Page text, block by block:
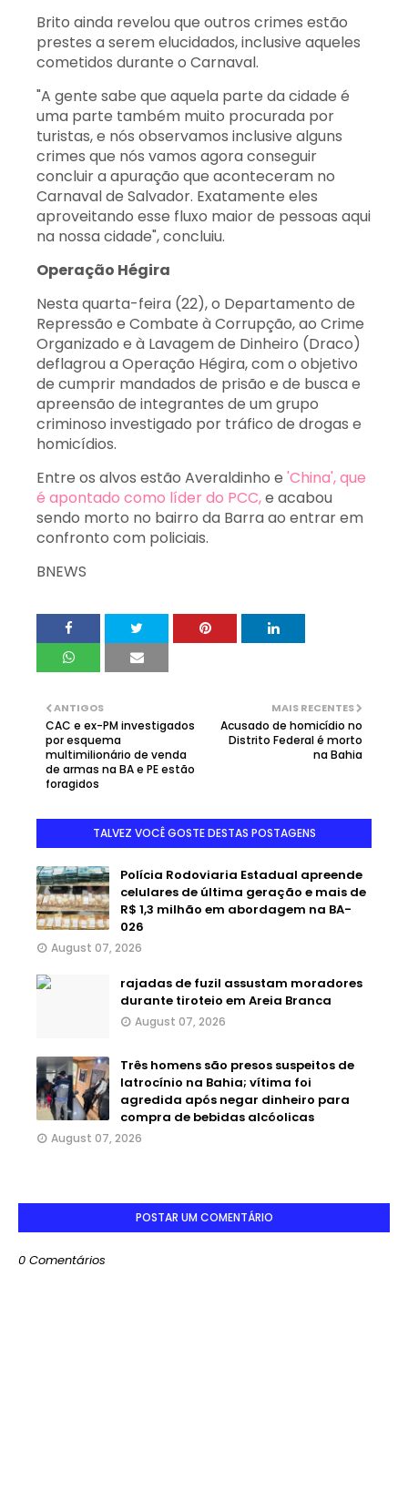
Brito ainda revelou que outros crimes estão
prestes a serem elucidados, inclusive aqueles
cometidos durante o Carnaval.
"A gente sabe que aquela parte da cidade é
uma parte também muito procurada por
turistas, e nós observamos inclusive alguns
crimes que nós vamos agora conseguir
concluir a apuração que aconteceram no
Carnaval de Salvador. Exatamente eles
aproveitando esse fluxo maior de pessoas aqui
na nossa cidade", concluiu.
Operação Hégira
Nesta quarta-feira (22), o Departamento de
Repressão e Combate à Corrupção, ao Crime
Organizado e à Lavagem de Dinheiro (Draco)
deflagrou a Operação Hégira, com o objetivo
de cumprir mandados de prisão e de busca e
apreensão de integrantes de um grupo
criminoso investigado por tráfico de drogas e
homicídios.
Entre os alvos estão Averaldinho e 'China', que
é apontado como líder do PCC,e acabou
sendo morto no bairro da Barra ao entrar em
confronto com policiais.
BNEWS
MAIS RECENTES
Acusado de homicídio no
Distrito Federal é morto
na Bahia
ANTIGOS
CAC e ex-PM investigados
por esquema
multimilionário de venda
de armas na BA e PE estão
foragidos
TALVEZ VOCÊ GOSTE DESTAS POSTAGENS
Polícia Rodoviaria Estadual apreende
celulares de última geração e mais de
R$ 1,3 milhão em abordagem na BA-
026
August 07, 2026
rajadas de fuzil assustam moradores
durante tiroteio em Areia Branca
August 07, 2026
Três homens são presos suspeitos de
latrocínio na Bahia; vítima foi
agredida após negar dinheiro para
compra de bebidas alcóolicas
August 07, 2026
POSTAR UM COMENTÁRIO
0 Comentários